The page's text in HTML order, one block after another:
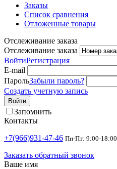
Заказы
Список сравнения
Отложенные товары
Отслеживание заказа
Отслеживание заказа
ВойтиРегистрация
E-mail
ПарольЗабыли пароль?
Создать учетную запись
Войти
Запомнить
Контакты
+7(966)931-47-46 Пн-Пт: 9:00-18:00
Заказать обратный звонок
Ваше имя